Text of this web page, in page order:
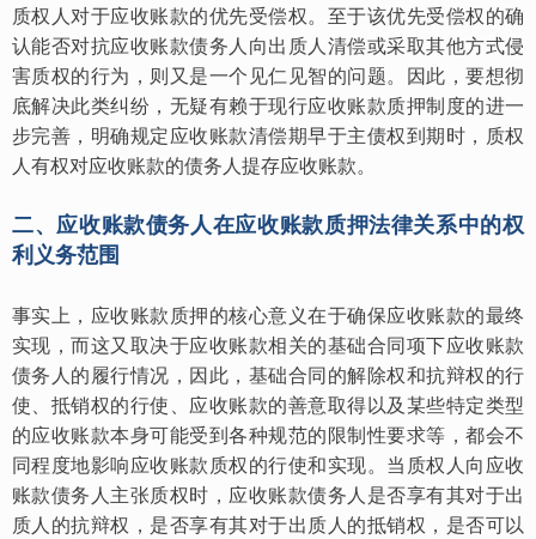
质权人对于应收账款的优先受偿权。至于该优先受偿权的确
认能否对抗应收账款债务人向出质人清偿或采取其他方式侵
害质权的行为，则又是一个见仁见智的问题。因此，要想彻
底解决此类纠纷，无疑有赖于现行应收账款质押制度的进一
步完善，明确规定应收账款清偿期早于主债权到期时，质权
人有权对应收账款的债务人提存应收账款。
二、应收账款债务人在应收账款质押法律关系中的权
利义务范围
事实上，应收账款质押的核心意义在于确保应收账款的最终
实现，而这又取决于应收账款相关的基础合同项下应收账款
债务人的履行情况，因此，基础合同的解除权和抗辩权的行
使、抵销权的行使、应收账款的善意取得以及某些特定类型
的应收账款本身可能受到各种规范的限制性要求等，都会不
同程度地影响应收账款质权的行使和实现。当质权人向应收
账款债务人主张质权时，应收账款债务人是否享有其对于出
质人的抗辩权，是否享有其对于出质人的抵销权，是否可以